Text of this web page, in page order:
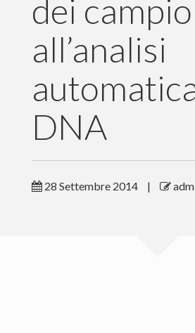
Accedi / Registrati
Cookie
dei
all’analisi
DNA
28 Settembre 2014 |